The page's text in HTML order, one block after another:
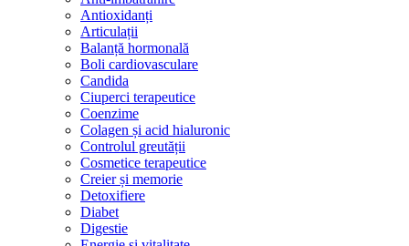
Antioxidanți
Articulații
Balanță hormonală
Boli cardiovasculare
Candida
Ciuperci terapeutice
Coenzime
Colagen și acid hialuronic
Controlul greutății
Cosmetice terapeutice
Creier și memorie
Detoxifiere
Diabet
Digestie